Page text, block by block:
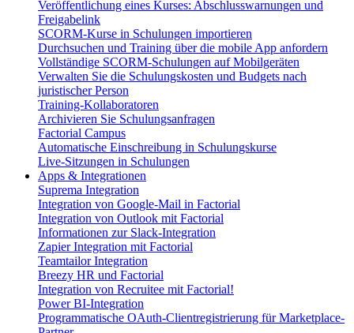
Veröffentlichung eines Kurses: Abschlusswarnungen und
Freigabelink
SCORM-Kurse in Schulungen importieren
Durchsuchen und Training über die mobile App anfordern
Vollständige SCORM-Schulungen auf Mobilgeräten
Verwalten Sie die Schulungskosten und Budgets nach
juristischer Person
Training-Kollaboratoren
Archivieren Sie Schulungsanfragen
Factorial Campus
Automatische Einschreibung in Schulungskurse
Live-Sitzungen in Schulungen
Apps & Integrationen
Suprema Integration
Integration von Google-Mail in Factorial
Integration von Outlook mit Factorial
Informationen zur Slack-Integration
Zapier Integration mit Factorial
Teamtailor Integration
Breezy HR und Factorial
Integration von Recruitee mit Factorial!
Power BI-Integration
Programmatische OAuth-Clientregistrierung für Marketplace-